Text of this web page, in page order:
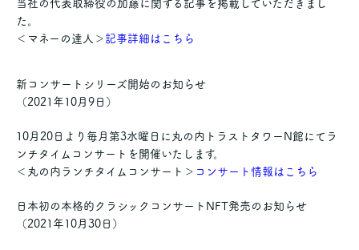
当社の代表取締役の加藤に関する記事を掲載していただきまし
た。
＜マネーの達人＞ 記事詳細はこちら
新コンサートシリーズ開始のお知らせ
（2021年10月9日）
10月20日より毎月第3水曜日に丸の内トラストタワーN館にてラ
ンチタイムコンサートを開催いたします。
＜丸の内ランチタイムコンサート＞ コンサート情報はこちら
日本初の本格的クラシックコンサートNFT発売のお知らせ
（2021年10月30日）